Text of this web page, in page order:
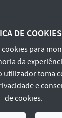
Condições e Política
de Acessibilidade
DE COOKIES
para
da
utilizador toma
e
de cookies.